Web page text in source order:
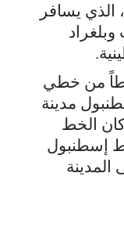
الذي يسافر
من خطي
مدينة
الخط
إسطنبول
المدينة